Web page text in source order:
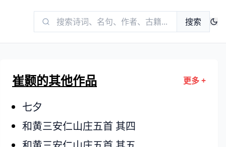
搜索
崔颢的其他作品 更多 +
七夕
和黄三安仁山庄五首 其四